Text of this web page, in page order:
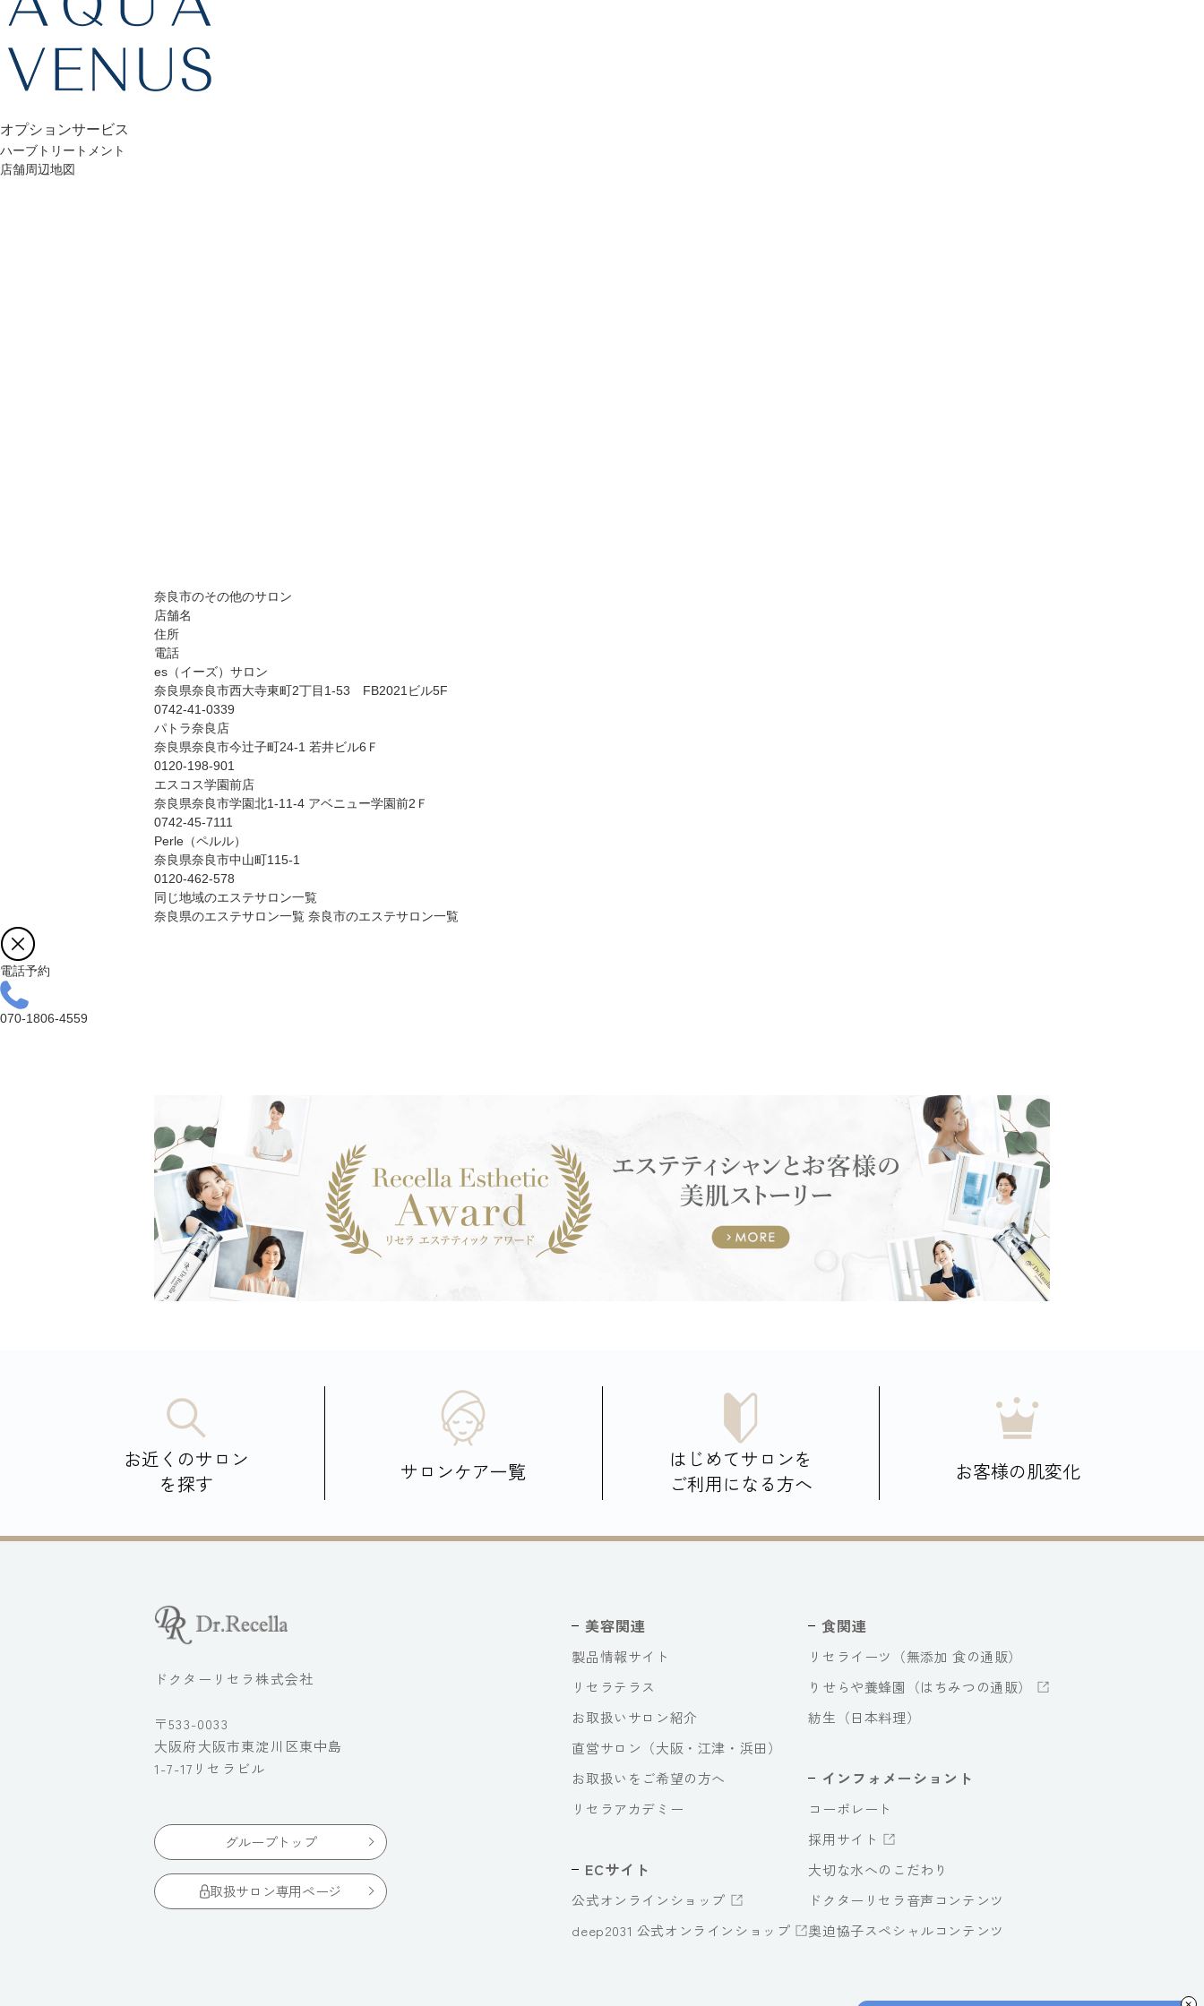
オプションサービス
ハーブトリートメント
店舗周辺地図
奈良市のその他のサロン
店舗名
住所
電話
es（イーズ）サロン
奈良県奈良市西大寺東町2丁目1-53 FB2021ビル5F
0742-41-0339
パトラ奈良店
奈良県奈良市今辻子町24-1 若井ビル6Ｆ
0120-198-901
エスコス学園前店
奈良県奈良市学園北1-11-4 アベニュー学園前2Ｆ
0742-45-7111
Perle（ペルル）
奈良県奈良市中山町115-1
0120-462-578
同じ地域のエステサロン一覧
奈良県のエステサロン一覧 奈良市のエステサロン一覧
電話予約
070-1806-4559
お近くのサロン
を探す
サロンケア一覧
はじめてサロンを
ご利用になる方へ
お客様の肌変化
ドクターリセラ株式会社
〒533-0033
大阪府大阪市東淀川区東中島
1-7-17リセラビル
グループトップ
取扱サロン専用ページ
美容関連
製品情報サイト
リセラテラス
お取扱いサロン紹介
直営サロン（大阪・江津・浜田）
お取扱いをご希望の方へ
リセラアカデミー
ECサイト
公式オンラインショップ
deep2031 公式オンラインショップ
食関連
リセライーツ（無添加 食の通販）
りせらや養蜂園（はちみつの通販）
紡生（日本料理）
インフォメーショント
コーポレート
採用サイト
大切な水へのこだわり
ドクターリセラ音声コンテンツ
奥迫協子スペシャルコンテンツ